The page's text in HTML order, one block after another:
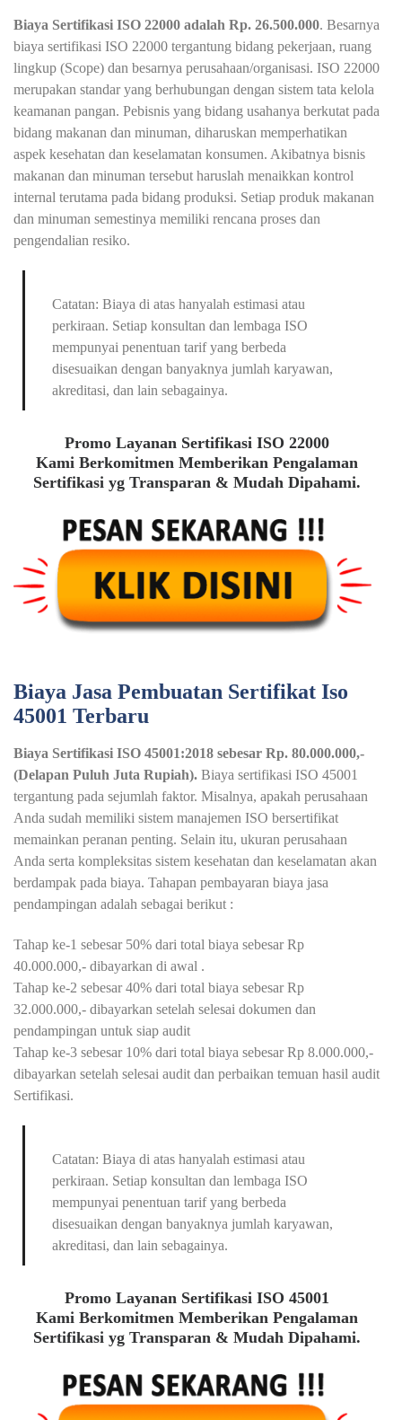
Biaya Sertifikasi ISO 22000 adalah Rp. 26.500.000. Besarnya
biaya sertifikasi ISO 22000 tergantung bidang pekerjaan, ruang
lingkup (Scope) dan besarnya perusahaan/organisasi. ISO 22000
merupakan standar yang berhubungan dengan sistem tata kelola
keamanan pangan. Pebisnis yang bidang usahanya berkutat pada
bidang makanan dan minuman, diharuskan memperhatikan
aspek kesehatan dan keselamatan konsumen. Akibatnya bisnis
makanan dan minuman tersebut haruslah menaikkan kontrol
internal terutama pada bidang produksi. Setiap produk makanan
dan minuman semestinya memiliki rencana proses dan
pengendalian resiko.
Catatan: Biaya di atas hanyalah estimasi atau
perkiraan. Setiap konsultan dan lembaga ISO
mempunyai penentuan tarif yang berbeda
disesuaikan dengan banyaknya jumlah karyawan,
akreditasi, dan lain sebagainya.
Promo Layanan Sertifikasi ISO 22000
Kami Berkomitmen Memberikan Pengalaman
Sertifikasi yg Transparan & Mudah Dipahami.
Biaya Jasa Pembuatan Sertifikat Iso
45001 Terbaru
Biaya Sertifikasi ISO 45001:2018 sebesar Rp. 80.000.000,-
(Delapan Puluh Juta Rupiah). Biaya sertifikasi ISO 45001
tergantung pada sejumlah faktor. Misalnya, apakah perusahaan
Anda sudah memiliki sistem manajemen ISO bersertifikat
memainkan peranan penting. Selain itu, ukuran perusahaan
Anda serta kompleksitas sistem kesehatan dan keselamatan akan
berdampak pada biaya. Tahapan pembayaran biaya jasa
pendampingan adalah sebagai berikut :
Tahap ke-1 sebesar 50% dari total biaya sebesar Rp
40.000.000,- dibayarkan di awal .
Tahap ke-2 sebesar 40% dari total biaya sebesar Rp
32.000.000,- dibayarkan setelah selesai dokumen dan
pendampingan untuk siap audit
Tahap ke-3 sebesar 10% dari total biaya sebesar Rp 8.000.000,-
dibayarkan setelah selesai audit dan perbaikan temuan hasil audit
Sertifikasi.
Catatan: Biaya di atas hanyalah estimasi atau
perkiraan. Setiap konsultan dan lembaga ISO
mempunyai penentuan tarif yang berbeda
disesuaikan dengan banyaknya jumlah karyawan,
akreditasi, dan lain sebagainya.
Promo Layanan Sertifikasi ISO 45001
Kami Berkomitmen Memberikan Pengalaman
Sertifikasi yg Transparan & Mudah Dipahami.